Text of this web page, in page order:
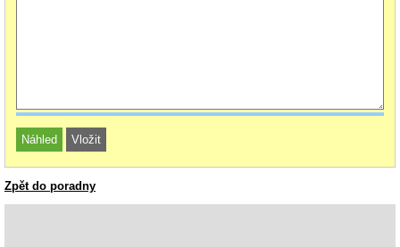
Zpět do poradny